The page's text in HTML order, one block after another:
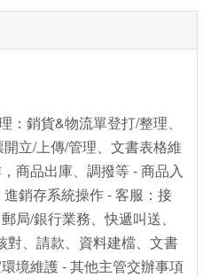
：銷貨&物流單登打/整理、
立/上傳/管理、文書表格維
商品出庫、調撥等 - 商品入
銷存系統操作 - 客服：接
局/銀行業務、快遞叫送、
對、請款、資料建檔、文書
境維護 - 其他主管交辦事項